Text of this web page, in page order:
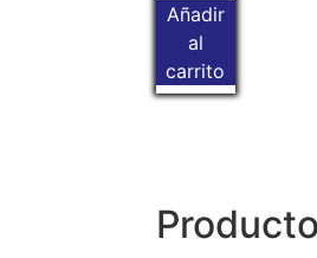
Añadir
al
carrito